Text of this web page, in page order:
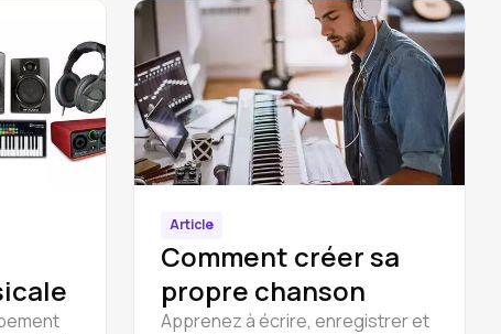
Article
Comment créer sa
propre chanson
Apprenez à écrire, enregistrer et